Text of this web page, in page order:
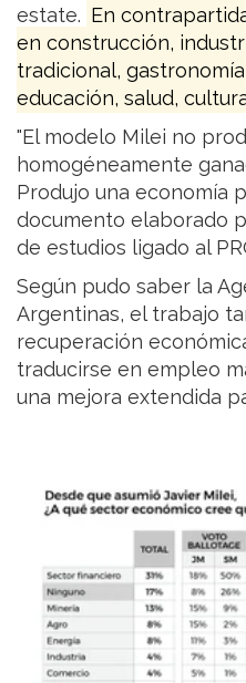
estate. En
en construcción,
tradicional,
educación, salud,
"El modelo Milei no
homogéneamente
Produjo una economía
documento elaborado
de estudios ligado al
Según pudo saber la
Argentinas, el trabajo
recuperación
traducirse en empleo
una mejora extendida